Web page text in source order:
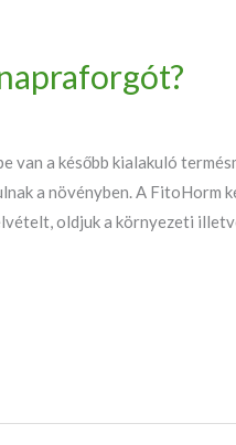
a később kialakuló
a növényben. A FitoHorm
oldjuk a környezeti